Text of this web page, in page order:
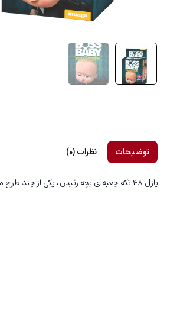
توضیحات
نظرات (0)
پازل 48 تکه جعبه‌ای بچه رئیس، یکی از چند طرح مجموعه پازل مونگا با رنگ های مختلف شخصیت های کارتونی می‌باشد که با بهترین کیفیت تولید شده است.